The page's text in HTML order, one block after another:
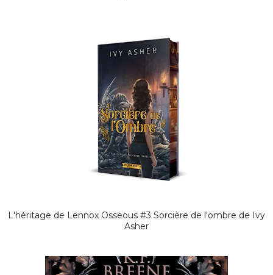
L'héritage de Lennox Osseous #3 Sorcière de l'ombre de Ivy
Asher